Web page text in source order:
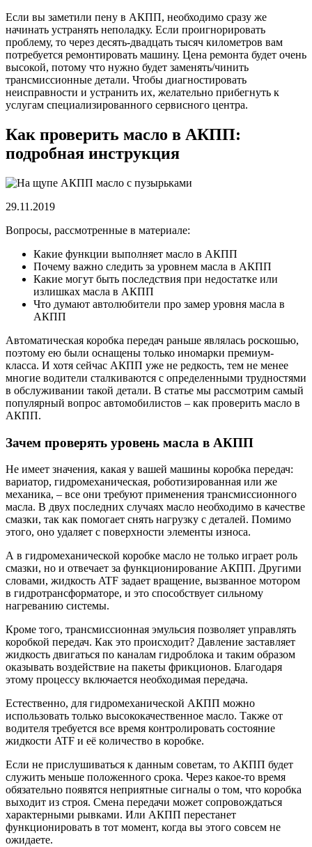
Если вы заметили пену в АКПП, необходимо сразу же
начинать устранять неполадку. Если проигнорировать
проблему, то через десять-двадцать тысяч километров вам
потребуется ремонтировать машину. Цена ремонта будет очень
высокой, потому что нужно будет заменять/чинить
трансмиссионные детали. Чтобы диагностировать
неисправности и устранить их, желательно прибегнуть к
услугам специализированного сервисного центра.
Как проверить масло в АКПП:
подробная инструкция
29.11.2019
Вопросы, рассмотренные в материале:
Какие функции выполняет масло в АКПП
Почему важно следить за уровнем масла в АКПП
Какие могут быть последствия при недостатке или
излишках масла в АКПП
Что думают автолюбители про замер уровня масла в
АКПП
Автоматическая коробка передач раньше являлась роскошью,
поэтому ею были оснащены только иномарки премиум-
класса. И хотя сейчас АКПП уже не редкость, тем не менее
многие водители сталкиваются с определенными трудностями
в обслуживании такой детали. В статье мы рассмотрим самый
популярный вопрос автомобилистов – как проверить масло в
АКПП.
Зачем проверять уровень масла в АКПП
Не имеет значения, какая у вашей машины коробка передач:
вариатор, гидромеханическая, роботизированная или же
механика, – все они требуют применения трансмиссионного
масла. В двух последних случаях масло необходимо в качестве
смазки, так как помогает снять нагрузку с деталей. Помимо
этого, оно удаляет с поверхности элементы износа.
А в гидромеханической коробке масло не только играет роль
смазки, но и отвечает за функционирование АКПП. Другими
словами, жидкость ATF задает вращение, вызванное мотором
в гидротрансформаторе, и это способствует сильному
нагреванию системы.
Кроме того, трансмиссионная эмульсия позволяет управлять
коробкой передач. Как это происходит? Давление заставляет
жидкость двигаться по каналам гидроблока и таким образом
оказывать воздействие на пакеты фрикционов. Благодаря
этому процессу включается необходимая передача.
Естественно, для гидромеханической АКПП можно
использовать только высококачественное масло. Также от
водителя требуется все время контролировать состояние
жидкости ATF и её количество в коробке.
Если не прислушиваться к данным советам, то АКПП будет
служить меньше положенного срока. Через какое-то время
обязательно появятся неприятные сигналы о том, что коробка
выходит из строя. Смена передачи может сопровождаться
характерными рывками. Или АКПП перестанет
функционировать в тот момент, когда вы этого совсем не
ожидаете.